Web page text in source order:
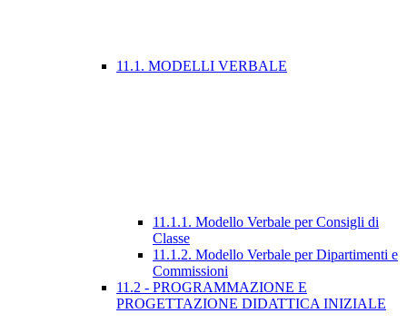
11.1. MODELLI VERBALE
11.1.1. Modello Verbale per Consigli di
Classe
11.1.2. Modello Verbale per Dipartimenti e
Commissioni
11.2 - PROGRAMMAZIONE E
PROGETTAZIONE DIDATTICA INIZIALE